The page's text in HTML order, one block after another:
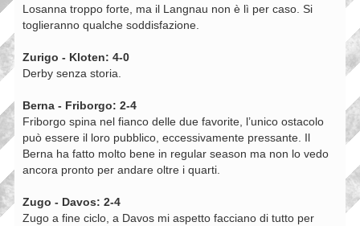
i
o
Losanna troppo forte, ma il Langnau non è lì per caso. Si
toglieranno qualche soddisfazione.
Zurigo - Kloten: 4-0
Derby senza storia.
Berna - Friborgo: 2-4
Friborgo spina nel fianco delle due favorite, l’unico ostacolo
può essere il loro pubblico, eccessivamente pressante. Il
Berna ha fatto molto bene in regular season ma non lo vedo
ancora pronto per andare oltre i quarti.
Zugo - Davos: 2-4
Zugo a fine ciclo, a Davos mi aspetto facciano di tutto per